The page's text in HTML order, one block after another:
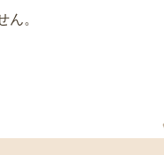
ん。